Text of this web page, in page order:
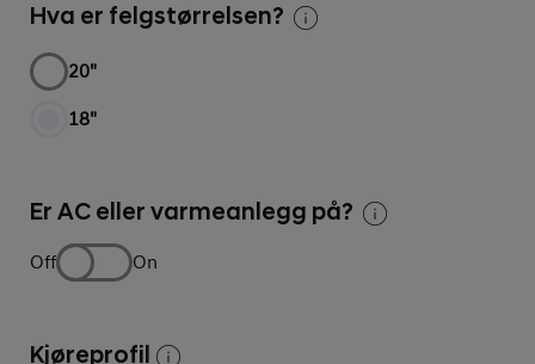
Hva er felgstørrelsen?
20"
18"
Er AC eller varmeanlegg på?
Off On
Kjøreprofil